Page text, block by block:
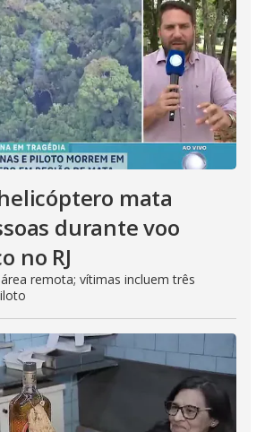
mata
durante voo
no RJ
remota; vítimas incluem três